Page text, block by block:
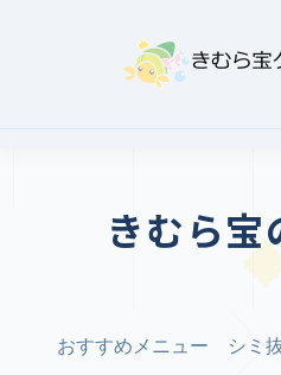
きむら宝
おすすめメニュー シミ